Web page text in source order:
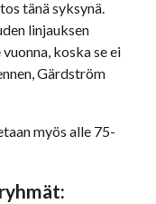
tänä syksynä.
linjauksen
koska se ei
Gärdström
myös alle 75-